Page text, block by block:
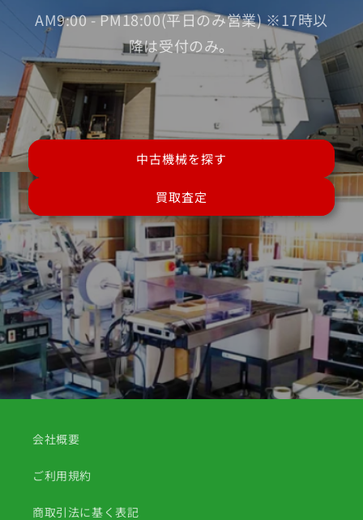
AM9:00 - PM18:00(平日のみ営業) ※17時以
降は受付のみ。
中古機械を探す
買取査定
会社概要
ご利用規約
商取引法に基く表記